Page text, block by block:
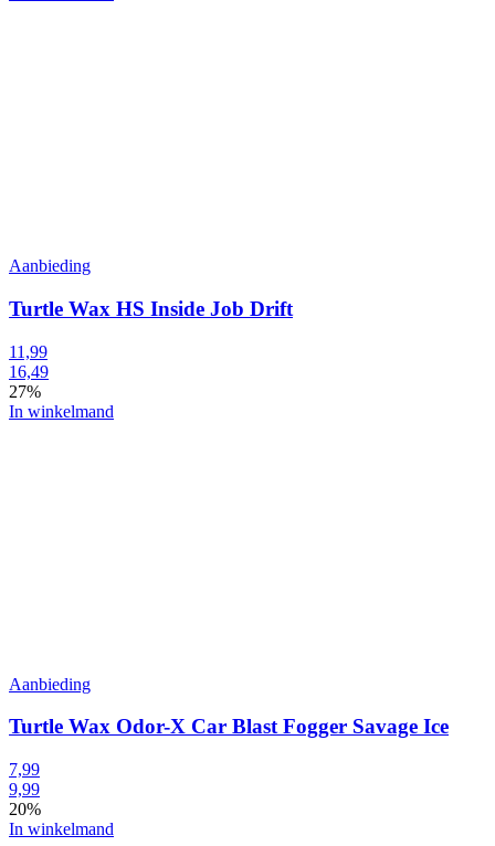
Aanbieding
Turtle Wax HS Inside Job Drift
11,99
16,49
27%
In winkelmand
Aanbieding
Turtle Wax Odor-X Car Blast Fogger Savage Ice
7,99
9,99
20%
In winkelmand